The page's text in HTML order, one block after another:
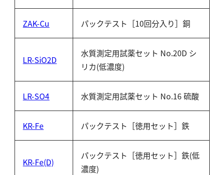
ZAK-Cu パックテスト［10回分入り］銅
LR-SiO2D
水質測定用試薬セット No.20D シ
リカ(低濃度)
LR-SO4 水質測定用試薬セット No.16 硫酸
KR-Fe パックテスト［徳用セット］鉄
KR-Fe(D)
パックテスト［徳用セット］鉄(低
濃度)